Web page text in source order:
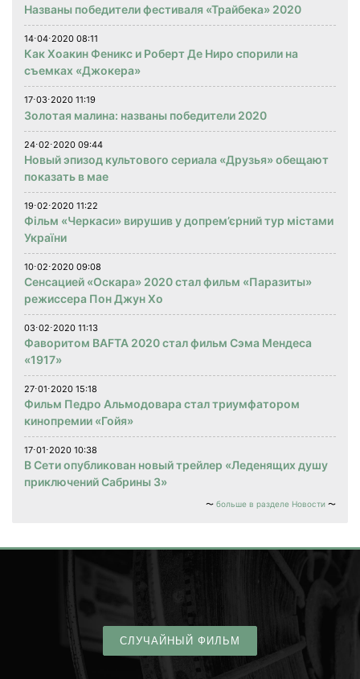
Названы победители фестиваля «Трайбека» 2020
14⋅04⋅2020 08:11
Как Хоакин Феникс и Роберт Де Ниро спорили на
съемках «Джокера»
17⋅03⋅2020 11:19
Золотая малина: названы победители 2020
24⋅02⋅2020 09:44
Новый эпизод культового сериала «Друзья» обещают
показать в мае
19⋅02⋅2020 11:22
Фільм «Черкаси» вирушив у допрем’єрний тур містами
України
10⋅02⋅2020 09:08
Сенсацией «Оскара» 2020 стал фильм «Паразиты»
режиссера Пон Джун Хо
03⋅02⋅2020 11:13
Фаворитом BAFTA 2020 стал фильм Сэма Мендеса
«1917»
27⋅01⋅2020 15:18
Фильм Педро Альмодовара стал триумфатором
кинопремии «Гойя»
17⋅01⋅2020 10:38
В Сети опубликован новый трейлер «Леденящих душу
приключений Сабрины 3»
больше в разделе Новости
СЛУЧАЙНЫЙ ФИЛЬМ